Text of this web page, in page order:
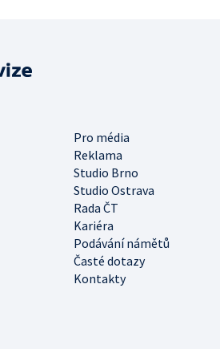
Pro média
Reklama
Studio Brno
Studio Ostrava
Rada ČT
Kariéra
Podávání námětů
Časté dotazy
Kontakty